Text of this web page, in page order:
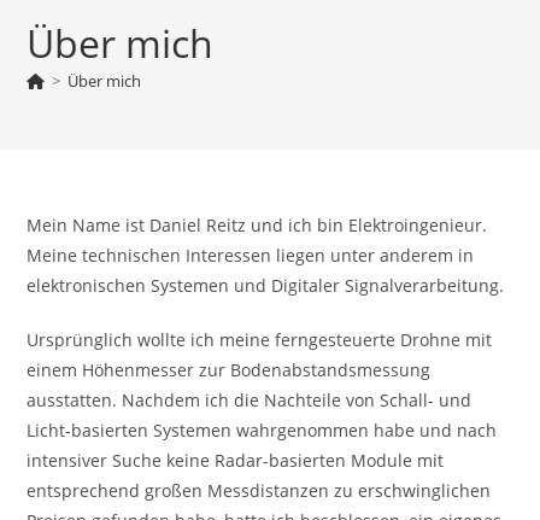
Über mich
> Über mich
Mein Name ist Daniel Reitz und ich bin Elektroingenieur.
Meine technischen Interessen liegen unter anderem in
elektronischen Systemen und Digitaler Signalverarbeitung.
Ursprünglich wollte ich meine ferngesteuerte Drohne mit
einem Höhenmesser zur Bodenabstandsmessung
ausstatten. Nachdem ich die Nachteile von Schall- und
Licht-basierten Systemen wahrgenommen habe und nach
intensiver Suche keine Radar-basierten Module mit
entsprechend großen Messdistanzen zu erschwinglichen